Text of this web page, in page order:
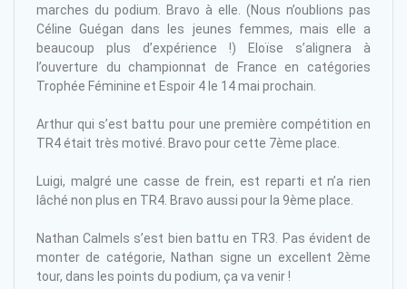
marches du podium. Bravo à elle. (Nous n’oublions pas
Céline Guégan dans les jeunes femmes, mais elle a
beaucoup plus d’expérience !) Eloïse s’alignera à
l’ouverture du championnat de France en catégories
Trophée Féminine et Espoir 4 le 14 mai prochain.
Arthur qui s’est battu pour une première compétition en
TR4 était très motivé. Bravo pour cette 7ème place.
Luigi, malgré une casse de frein, est reparti et n’a rien
lâché non plus en TR4. Bravo aussi pour la 9ème place.
Nathan Calmels s’est bien battu en TR3. Pas évident de
monter de catégorie, Nathan signe un excellent 2ème
tour, dans les points du podium, ça va venir !